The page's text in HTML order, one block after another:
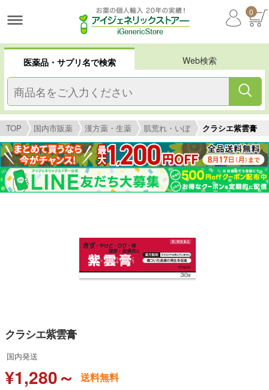
0
医薬品・サプリ名で検索 Web検索
TOP 国内市販薬 漢方薬・生薬 肌荒れ・いぼ クラシエ紫雲膏
クラシエ紫雲膏
国内発送
¥1,280～ 送料無料